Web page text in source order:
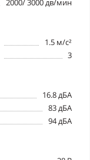
2000/ 3000 дв/мин
1.5 м/с²
3
16.8 дБА
83 дБА
94 дБА